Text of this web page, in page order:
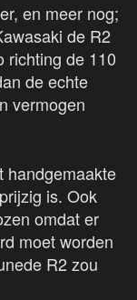
en meer nog;
de R2
richting de 110
de echte
vermogen
handgemaakte
is. Ook
omdat er
moet worden
R2 zou